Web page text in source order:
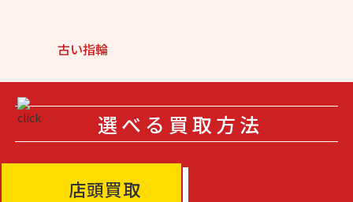
古い指輪
選べる買取方法
店頭買取